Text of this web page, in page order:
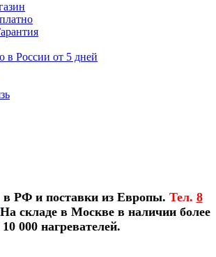
в России от 5 дней
в РФ и поставки из Европы. Тел. 8
складе в Москве в наличии более
10 000 нагревателей.